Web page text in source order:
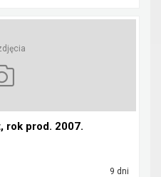
rok prod. 2007.
9 dni